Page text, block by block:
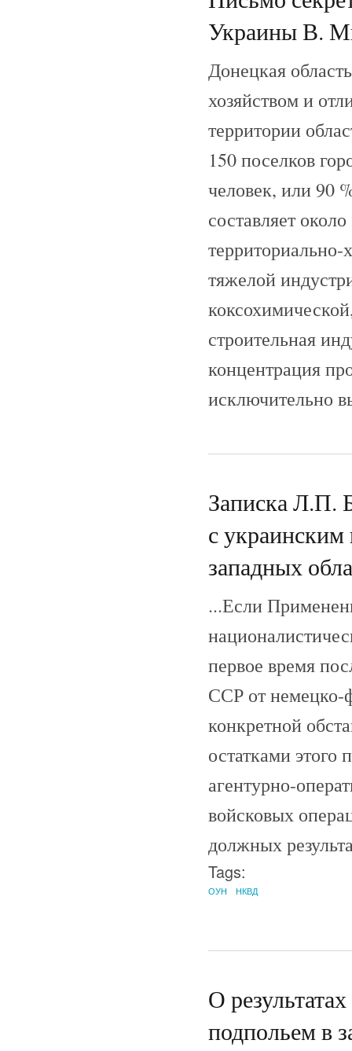
Украины В.
Донецкая
хозяйством и
территории
150 поселков
человек, или 90
составляет
территориально-
тяжелой
строительная
концентрация
исключительно
Записка Л.П.
с
западных
...Если
первое время
ССР от немецко-
конкретной
остатками
агентурно-
войсковых
должных
Tags:
ОУН НКВД
О
подпольем в